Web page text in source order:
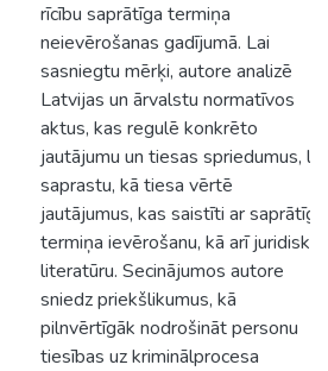
rīcību saprātīga termiņa
neievērošanas gadījumā. Lai
sasniegtu mērķi, autore analizē
Latvijas un ārvalstu normatīvos
aktus, kas regulē konkrēto
jautājumu un tiesas spriedumus, lai
saprastu, kā tiesa vērtē
jautājumus, kas saistīti ar saprātīga
termiņa ievērošanu, kā arī juridisko
literatūru. Secinājumos autore
sniedz priekšlikumus, kā
pilnvērtīgāk nodrošināt personu
tiesības uz kriminālprocesa